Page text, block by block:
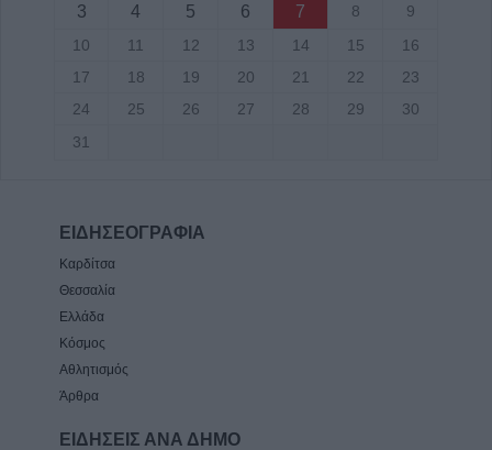
3
4 5 6 7 8
9
10
11 12 13 14 15
16
17
18 19 20 21 22
23
24
25 26 27 28 29
30
31
ΕΙΔΗΣΕΟΓΡΑΦΙΑ
Καρδίτσα
Θεσσαλία
Ελλάδα
Κόσμος
Αθλητισμός
Άρθρα
ΕΙΔΗΣΕΙΣ ΑΝΑ ΔΗΜΟ